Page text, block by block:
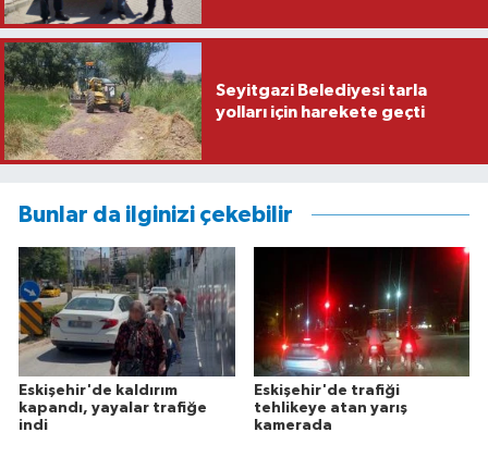
Seyitgazi Belediyesi tarla
yolları için harekete geçti
Bunlar da ilginizi çekebilir
Eskişehir'de kaldırım
kapandı, yayalar trafiğe
indi
Eskişehir'de trafiği
tehlikeye atan yarış
kamerada